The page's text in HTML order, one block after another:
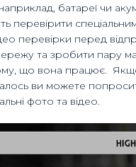
батареї чи
перевірити
перевірки перед
та зробити пару
що вона працює.
ви можете
фото та відео.